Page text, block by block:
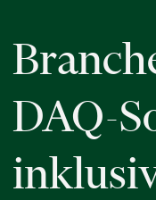
DAQ-